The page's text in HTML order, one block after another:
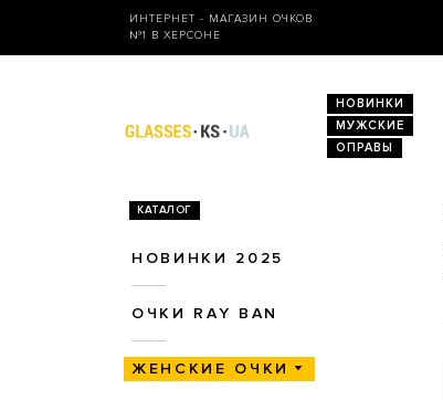
ИНТЕРНЕТ - МАГАЗИН ОЧКОВ
№1 В ХЕРСОНЕ
НОВИНКИ
МУЖСКИЕ
ОПРАВЫ
КАТАЛОГ
НОВИНКИ 2025
ОЧКИ RAY BAN
ЖЕНСКИЕ ОЧКИ